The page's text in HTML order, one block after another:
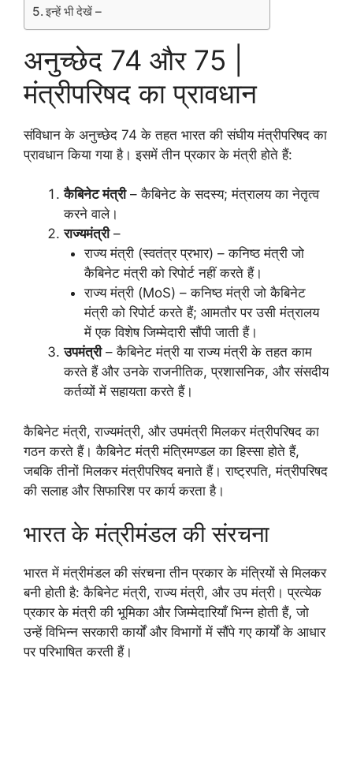
इन्हें भी देखें –
अनुच्छेद 74 और 75 |
मंत्रीपरिषद का प्रावधान
संविधान के अनुच्छेद 74 के तहत भारत की संघीय मंत्रीपरिषद का
प्रावधान किया गया है। इसमें तीन प्रकार के मंत्री होते हैं:
कैबिनेट मंत्री– कैबिनेट के सदस्य; मंत्रालय का नेतृत्व
करने वाले।
राज्यमंत्री–
राज्य मंत्री (स्वतंत्र प्रभार) – कनिष्ठ मंत्री जो
कैबिनेट मंत्री को रिपोर्ट नहीं करते हैं।
राज्य मंत्री (MoS) – कनिष्ठ मंत्री जो कैबिनेट
मंत्री को रिपोर्ट करते हैं; आमतौर पर उसी मंत्रालय
में एक विशेष जिम्मेदारी सौंपी जाती हैं।
उपमंत्री– कैबिनेट मंत्री या राज्य मंत्री के तहत काम
करते हैं और उनके राजनीतिक, प्रशासनिक, और संसदीय
कर्तव्यों में सहायता करते हैं।
कैबिनेट मंत्री, राज्यमंत्री, और उपमंत्री मिलकर मंत्रीपरिषद का
गठन करते हैं। कैबिनेट मंत्री मंत्रिमण्डल का हिस्सा होते हैं,
जबकि तीनों मिलकर मंत्रीपरिषद बनाते हैं। राष्ट्रपति, मंत्रीपरिषद
की सलाह और सिफारिश पर कार्य करता है।
भारत के मंत्रीमंडल की संरचना
भारत में मंत्रीमंडल की संरचना तीन प्रकार के मंत्रियों से मिलकर
बनी होती है: कैबिनेट मंत्री, राज्य मंत्री, और उप मंत्री। प्रत्येक
प्रकार के मंत्री की भूमिका और जिम्मेदारियाँ भिन्न होती हैं, जो
उन्हें विभिन्न सरकारी कार्यों और विभागों में सौंपे गए कार्यों के आधार
पर परिभाषित करती हैं।